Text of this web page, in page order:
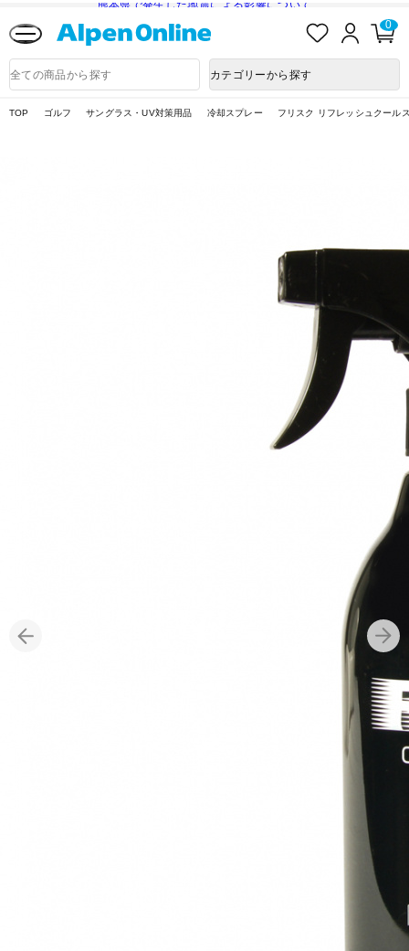
熊本県で発生した地震による影響について
入
ロ
ン
0
品
検
カテゴリーから探す
TOP ゴルフ サングラス・UV対策用品 冷却スプレー フリスク リフレッシュクール